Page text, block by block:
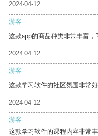
2024-04-12
游客
这款app的商品种类非常丰富，
2024-04-12
游客
这款学习软件的社区氛围非常
2024-04-12
游客
这款学习软件的课程内容非常